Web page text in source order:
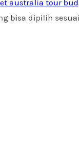
australia tour
bisa dipilih